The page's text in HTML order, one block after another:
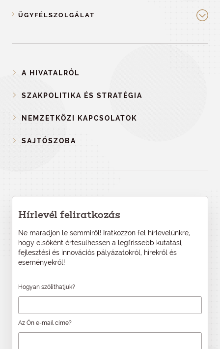
ÜGYFÉLSZOLGÁLAT
A HIVATALRÓL
SZAKPOLITIKA ÉS STRATÉGIA
NEMZETKÖZI KAPCSOLATOK
SAJTÓSZOBA
Hírlevél feliratkozás
Ne maradjon le semmiről! Iratkozzon fel hírlevelünkre,
hogy elsőként értesülhessen a legfrissebb kutatási,
fejlesztési és innovációs pályázatokról, hírekről és
eseményekről!
Hogyan szólíthatjuk?
Az Ön e-mail címe?